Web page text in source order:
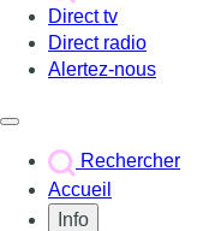
Direct tv
Direct radio
Alertez-nous
Rechercher
Accueil
Info